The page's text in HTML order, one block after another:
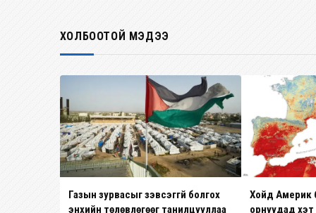
ХОЛБООТОЙ МЭДЭЭ
Газын зурвасыг зэвсэггүй болгох
энхийн төлөвлөгөөг танилцууллаа
Хойд Америк
орнуудад хэт